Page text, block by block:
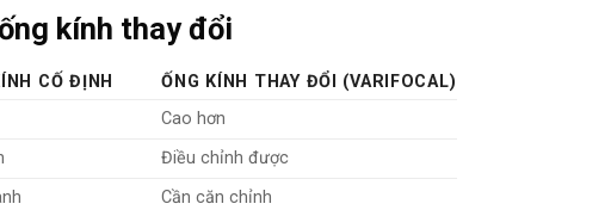
kính thay đổi
CỐ ĐỊNH
ỐNG KÍNH THAY ĐỔI (VARIFOCAL)
Cao hơn
Điều chỉnh được
Cần căn chỉnh